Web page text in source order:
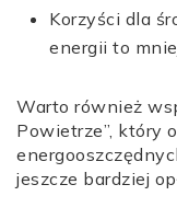
Korzyści dla
energii to
Warto również
Powietrze”, który
jeszcze bardziej